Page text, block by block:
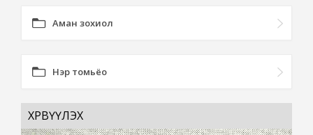
Аман зохиол
Нэр томьёо
ХӨРВҮҮЛЭХ